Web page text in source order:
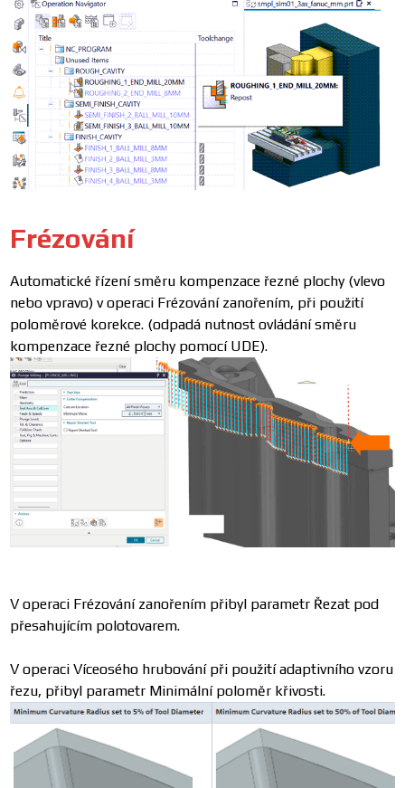
Frézování
Automatické řízení směru kompenzace řezné plochy (vlevo
nebo vpravo) v operaci Frézování zanořením, při použití
poloměrové korekce. (odpadá nutnost ovládání směru
kompenzace řezné plochy pomocí UDE).
V operaci Frézování zanořením přibyl parametr Řezat pod
přesahujícím polotovarem.
V operaci Víceosého hrubování při použití adaptivního vzoru
řezu, přibyl parametr Minimální poloměr křivosti.